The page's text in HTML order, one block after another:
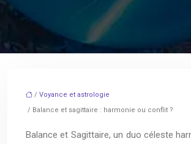
/ Voyance et astrologie
/ Balance et sagittaire : harmonie ou conflit ?
Balance et Sagittaire, un duo céleste